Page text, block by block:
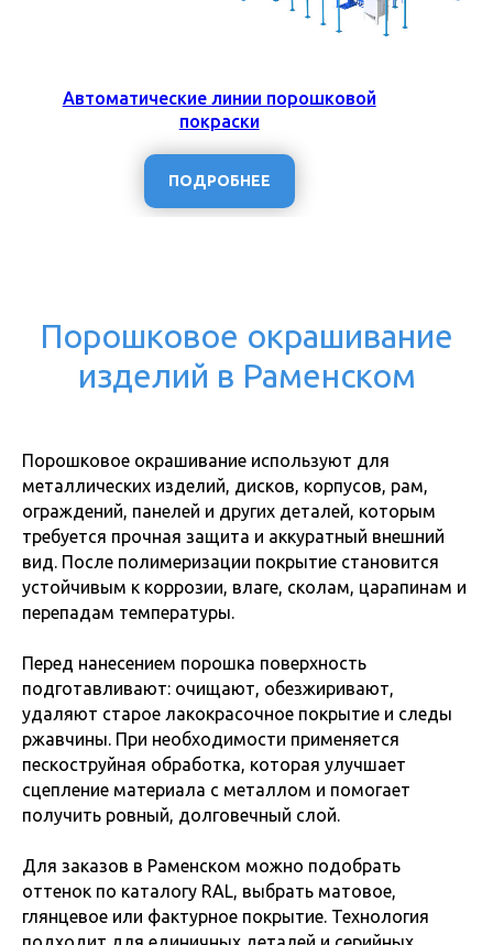
Автоматические линии порошковой
покраски
ПОДРОБНЕЕ
Порошковое окрашивание
изделий в Раменском
Порошковое окрашивание используют для
металлических изделий, дисков, корпусов, рам,
ограждений, панелей и других деталей, которым
требуется прочная защита и аккуратный внешний
вид. После полимеризации покрытие становится
устойчивым к коррозии, влаге, сколам, царапинам и
перепадам температуры.
Перед нанесением порошка поверхность
подготавливают: очищают, обезжиривают,
удаляют старое лакокрасочное покрытие и следы
ржавчины. При необходимости применяется
пескоструйная обработка, которая улучшает
сцепление материала с металлом и помогает
получить ровный, долговечный слой.
Для заказов в Раменском можно подобрать
оттенок по каталогу RAL, выбрать матовое,
глянцевое или фактурное покрытие. Технология